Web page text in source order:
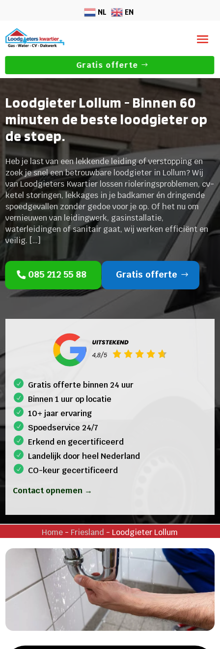
NL EN
Gratis offerte
Loodgieter Lollum - Binnen 60
minuten de beste loodgieter op
de stoep.
Heb je last van een lekkende leiding of verstopping en
zoek je snel een betrouwbare loodgieter in Lollum? Wij
van Loodgieters Kwartier lossen rioleringsproblemen, cv-
ketel storingen, lekkages in je badkamer én dringende
spoedgevallen zonder gedoe voor je op. Of het nu om
vernieuwen van leidingwerk, gasinstallatie,
waterleidingen of sanitair gaat, wij werken efficiënt en
veilig. […]
085 212 55 88 Gratis offerte
Gratis offerte binnen 24 uur
Binnen 1 uur op locatie
10+ jaar ervaring
Spoedservice 24/7
Erkend en gecertificeerd
Landelijk door heel Nederland
CO-keur gecertificeerd
Contact opnemen →
Home - Friesland - Loodgieter Lollum